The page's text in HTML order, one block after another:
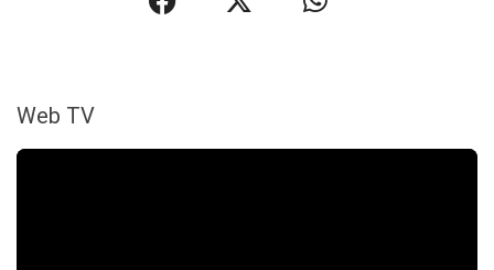
Web TV